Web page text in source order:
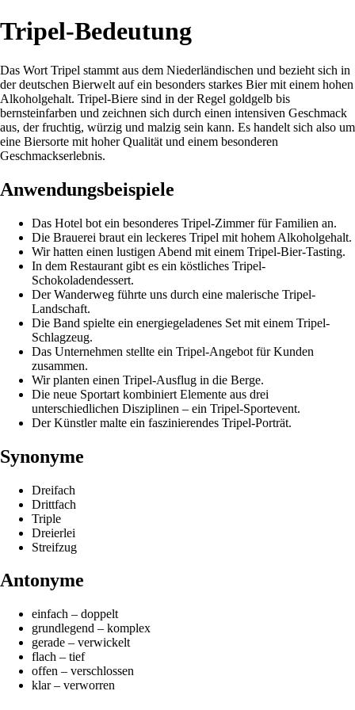
Tripel-Bedeutung
Das Wort Tripel stammt aus dem Niederländischen und bezieht sich in
der deutschen Bierwelt auf ein besonders starkes Bier mit einem hohen
Alkoholgehalt. Tripel-Biere sind in der Regel goldgelb bis
bernsteinfarben und zeichnen sich durch einen intensiven Geschmack
aus, der fruchtig, würzig und malzig sein kann. Es handelt sich also um
eine Biersorte mit hoher Qualität und einem besonderen
Geschmackserlebnis.
Anwendungsbeispiele
Das Hotel bot ein besonderes Tripel-Zimmer für Familien an.
Die Brauerei braut ein leckeres Tripel mit hohem Alkoholgehalt.
Wir hatten einen lustigen Abend mit einem Tripel-Bier-Tasting.
In dem Restaurant gibt es ein köstliches Tripel-
Schokoladendessert.
Der Wanderweg führte uns durch eine malerische Tripel-
Landschaft.
Die Band spielte ein energiegeladenes Set mit einem Tripel-
Schlagzeug.
Das Unternehmen stellte ein Tripel-Angebot für Kunden
zusammen.
Wir planten einen Tripel-Ausflug in die Berge.
Die neue Sportart kombiniert Elemente aus drei
unterschiedlichen Disziplinen – ein Tripel-Sportevent.
Der Künstler malte ein faszinierendes Tripel-Porträt.
Synonyme
Dreifach
Drittfach
Triple
Dreierlei
Streifzug
Antonyme
einfach – doppelt
grundlegend – komplex
gerade – verwickelt
flach – tief
offen – verschlossen
klar – verworren